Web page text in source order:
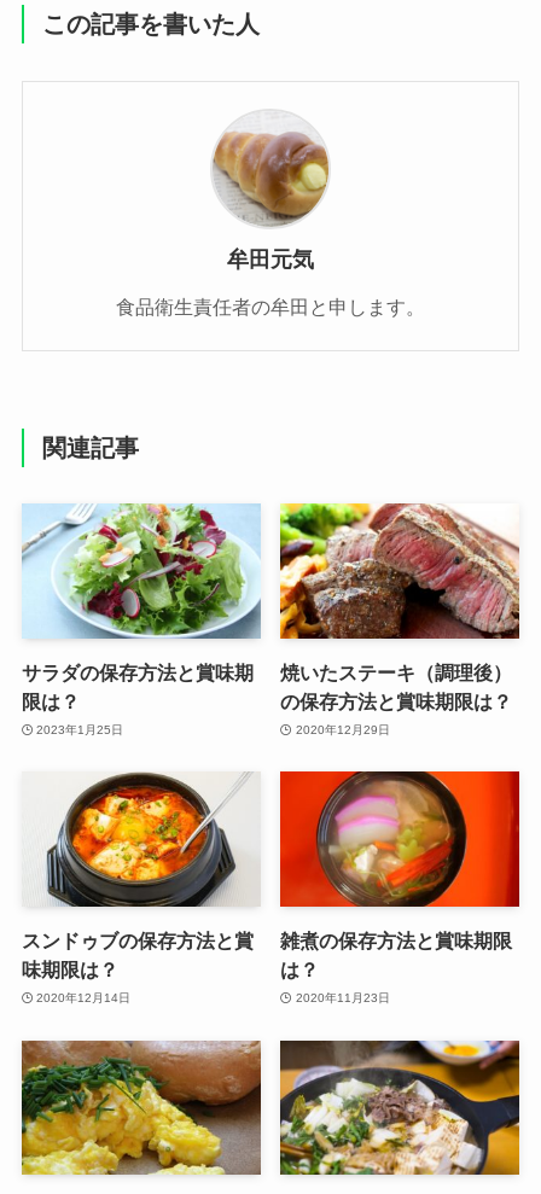
この記事を書いた人
牟田元気
食品衛生責任者の牟田と申します。
関連記事
サラダの保存方法と賞味期
限は？
2023年1月25日
焼いたステーキ（調理後）
の保存方法と賞味期限は？
2020年12月29日
スンドゥブの保存方法と賞
味期限は？
2020年12月14日
雑煮の保存方法と賞味期限
は？
2020年11月23日